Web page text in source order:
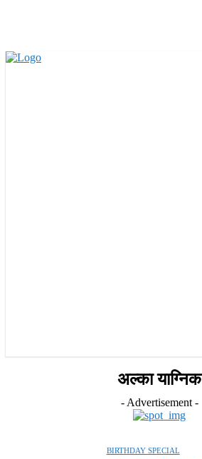
अल्का याग्निक
- Advertisement -
BIRTHDAY SPECIAL